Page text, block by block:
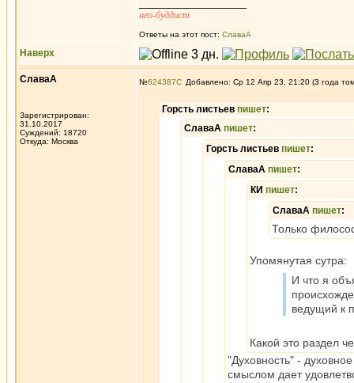
нео-буддист
Ответы на этот пост: СлаваА
Наверх
СлаваА
Зарегистрирован:
31.10.2017
Суждений: 18720
Откуда: Москва
№624387 Добавлено: Ср 12 Апр 23, 21:20 (3 года
Горсть листьев пишет:
СлаваА пишет:
Горсть листьев пишет:
СлаваА пишет:
КИ пишет:
СлаваА пишет:
Только
Упомянутая сутра:
И что я
ведущий к
Какой это раздел
"Духовность" -
смыслом дает